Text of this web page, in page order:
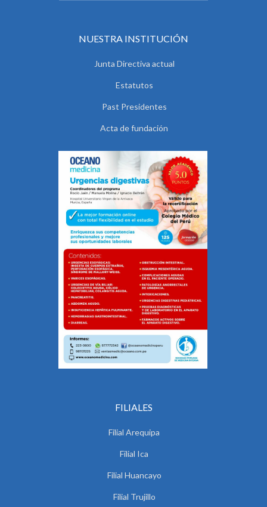
NUESTRA INSTITUCIÓN
Junta Directiva actual
Estatutos
Past Presidentes
Acta de fundación
FILIALES
Filial Arequipa
Filial Ica
Filial Huancayo
Filial Trujillo